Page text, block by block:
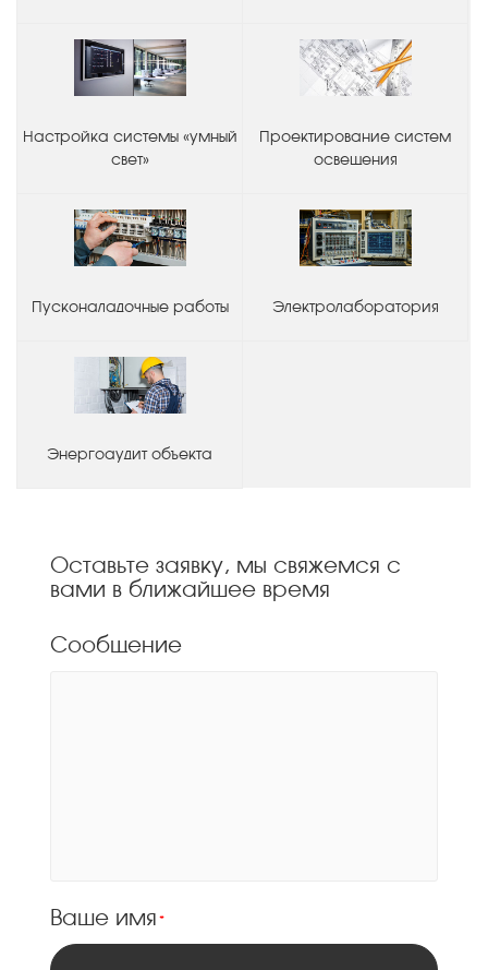
Настройка системы «умный
свет»
Проектирование систем
освещения
Пусконаладочные работы Электролаборатория
Энергоаудит объекта
Оставьте заявку, мы свяжемся с
вами в ближайшее время
Сообщение
Ваше имя *